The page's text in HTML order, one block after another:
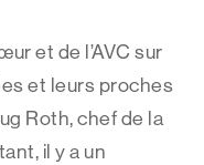
et de l’AVC sur
et leurs proches
Roth, chef de la
il y a un